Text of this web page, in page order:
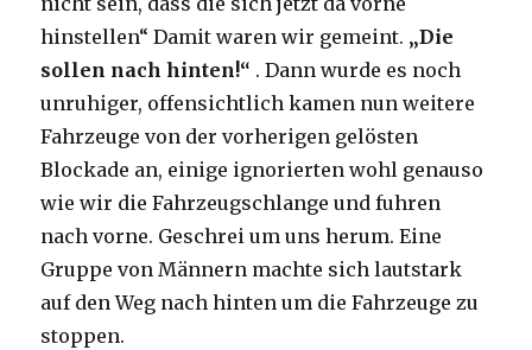
hinstellen“ Damit waren wir gemeint. „Die
sollen nach hinten!“ . Dann wurde es noch
unruhiger, offensichtlich kamen nun weitere
Fahrzeuge von der vorherigen gelösten
Blockade an, einige ignorierten wohl genauso
wie wir die Fahrzeugschlange und fuhren
nach vorne. Geschrei um uns herum. Eine
Gruppe von Männern machte sich lautstark
auf den Weg nach hinten um die Fahrzeuge zu
stoppen.